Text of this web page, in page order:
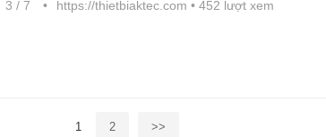
3 / 7 https://thietbiaktec.com • 452 lượt xem
1 2 >>